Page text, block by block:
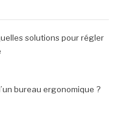
solutions pour régler
bureau ergonomique ?